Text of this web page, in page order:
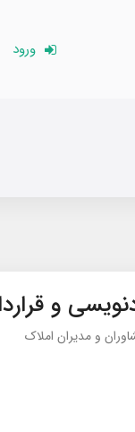
ورود
و
و مدیران املاک